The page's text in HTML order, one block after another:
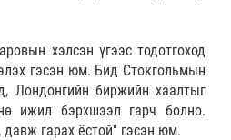
хэлсэн үгээс тодотгоход
гэсэн юм. Бид Стокгольмын
Лондонгийн биржийн хаалтыг
ижил бэрхшээл гарч болно.
давж гарах ёстой" гэсэн юм.